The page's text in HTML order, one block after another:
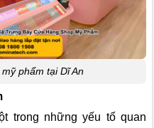
phẩm tại Dĩ An
trong những yếu tố quan